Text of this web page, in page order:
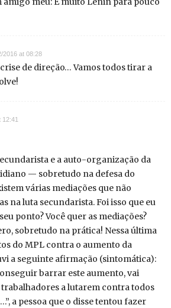
2016 at 08:28
de direção… Vamos todos tirar a
12:41
e a auto-organização da
— sobretudo na defesa do
várias mediações que não
na luta secundarista. Foi isso que eu
ponto? Você quer as mediações?
sobretudo na prática! Nessa última
do MPL contra o aumento da
a seguinte afirmação (sintomática):
barrar este aumento, vai
a lutarem contra todos
a pessoa que o disse tentou fazer